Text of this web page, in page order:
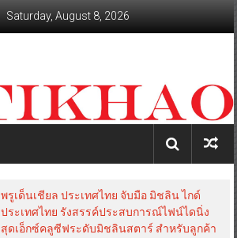
Saturday, August 8, 2026
พรูเด็นเชียล ประเทศไทย จับมือ มิชลิน ไกด์
ประเทศไทย รังสรรค์ประสบการณ์ไฟน์ไดนิ่ง
สุดเอ็กซ์คลูซีฟระดับมิชลินสตาร์ สำหรับลูกค้า